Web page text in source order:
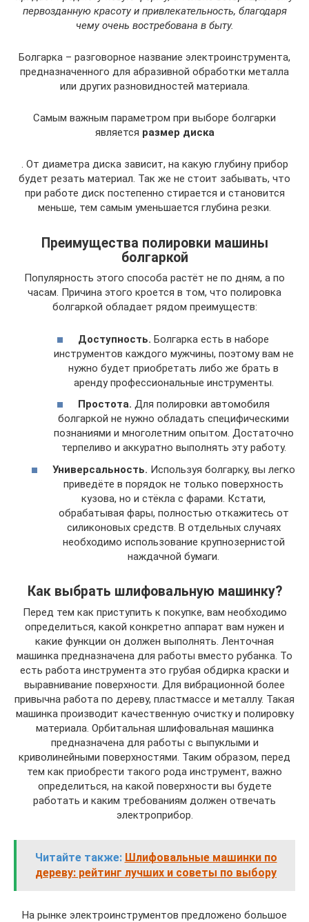
первозданную красоту и привлекательность, благодаря
чему очень востребована в быту.
Болгарка – разговорное название электроинструмента,
предназначенного для абразивной обработки металла
или других разновидностей материала.
Самым важным параметром при выборе болгарки
является размер диска
. От диаметра диска зависит, на какую глубину прибор
будет резать материал. Так же не стоит забывать, что
при работе диск постепенно стирается и становится
меньше, тем самым уменьшается глубина резки.
Преимущества полировки машины
болгаркой
Популярность этого способа растёт не по дням, а по
часам. Причина этого кроется в том, что полировка
болгаркой обладает рядом преимуществ:
Доступность. Болгарка есть в наборе
инструментов каждого мужчины, поэтому вам не
нужно будет приобретать либо же брать в
аренду профессиональные инструменты.
Простота. Для полировки автомобиля
болгаркой не нужно обладать специфическими
познаниями и многолетним опытом. Достаточно
терпеливо и аккуратно выполнять эту работу.
Универсальность. Используя болгарку, вы легко
приведёте в порядок не только поверхность
кузова, но и стёкла с фарами. Кстати,
обрабатывая фары, полностью откажитесь от
силиконовых средств. В отдельных случаях
необходимо использование крупнозернистой
наждачной бумаги.
Как выбрать шлифовальную машинку?
Перед тем как приступить к покупке, вам необходимо
определиться, какой конкретно аппарат вам нужен и
какие функции он должен выполнять. Ленточная
машинка предназначена для работы вместо рубанка. То
есть работа инструмента это грубая обдирка краски и
выравнивание поверхности. Для вибрационной более
привычна работа по дереву, пластмассе и металлу. Такая
машинка производит качественную очистку и полировку
материала. Орбитальная шлифовальная машинка
предназначена для работы с выпуклыми и
криволинейными поверхностями. Таким образом, перед
тем как приобрести такого рода инструмент, важно
определиться, на какой поверхности вы будете
работать и каким требованиям должен отвечать
электроприбор.
Читайте также: Шлифовальные машинки по
дереву: рейтинг лучших и советы по выбору
На рынке электроинструментов предложено большое